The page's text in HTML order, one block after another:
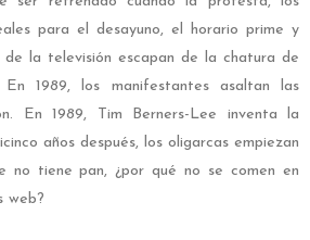
para el desayuno, el horario prime y
la televisión escapan de la chatura de
En 1989, los manifestantes asaltan las
En 1989, Tim Berners-Lee inventa la
años después, los oligarcas empiezan
no tiene pan, ¿por qué no se comen en
web?